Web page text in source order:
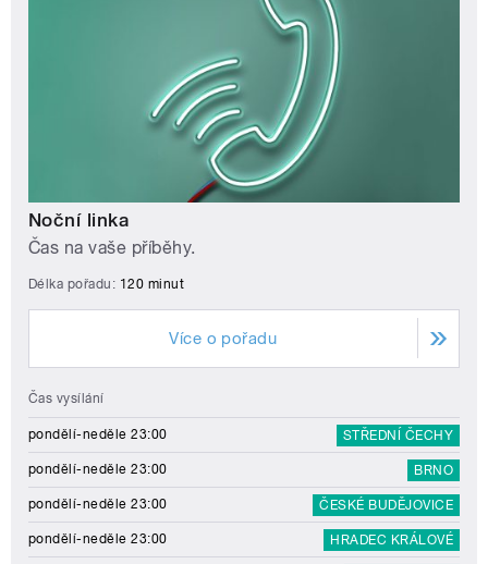
Noční linka
Čas na vaše příběhy.
Délka pořadu: 120 minut
Více o pořadu
Čas vysílání
pondělí-neděle 23:00 STŘEDNÍ ČECHY
pondělí-neděle 23:00 BRNO
pondělí-neděle 23:00 ČESKÉ BUDĚJOVICE
pondělí-neděle 23:00 HRADEC KRÁLOVÉ